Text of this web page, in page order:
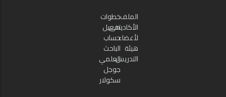
الملف
الأكاديمى
لأعضاء
هيئة
التدريس
خطوات
تفعيل
حساب
الباحث
العلمي
جوجل
سكولار